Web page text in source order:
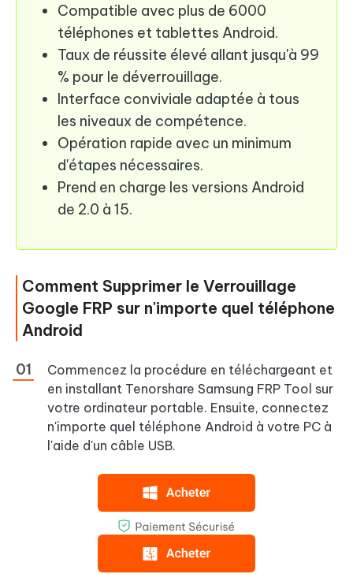
Compatible avec plus de 6000
téléphones et tablettes Android.
Taux de réussite élevé allant jusqu'à 99
% pour le déverrouillage.
Interface conviviale adaptée à tous
les niveaux de compétence.
Opération rapide avec un minimum
d'étapes nécessaires.
Prend en charge les versions Android
de 2.0 à 15.
Comment Supprimer le Verrouillage
Google FRP sur n'importe quel téléphone
Android
Commencez la procédure en téléchargeant et
en installant Tenorshare Samsung FRP Tool sur
votre ordinateur portable. Ensuite, connectez
n'importe quel téléphone Android à votre PC à
l'aide d'un câble USB.